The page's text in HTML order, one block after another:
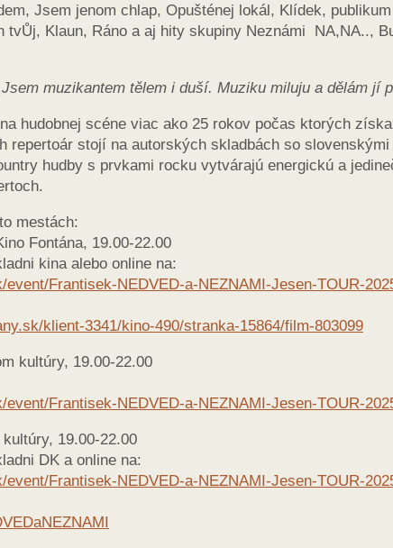
Jsem jenom chlap, Opušténej lokál, Klídek,
Klaun, Ráno a aj hity skupiny Neznámi NA,NA..,
muzikantem tělem i duší. Muziku miluju a dělám jí
hudobnej scéne viac ako 25 rokov počas ktorých
repertoár stojí na autorských skladbách so
hudby s prvkami rocku vytvárajú energickú a
mestách:
Fontána, 19.00-22.00
kina alebo online na:
Frantisek-NEDVED-a-NEZNAMI-Jesen-TOUR-
klient-3341/kino-490/stranka-15864/film-803099
kultúry, 19.00-22.00
Frantisek-NEDVED-a-NEZNAMI-Jesen-TOUR-
19.00-22.00
DK a online na:
Frantisek-NEDVED-a-NEZNAMI-Jesen-TOUR-